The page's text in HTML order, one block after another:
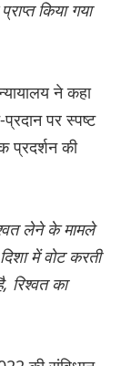
किया गया
ने कहा
पर स्पष्ट
प्रदर्शन की
लेने के मामले
में वोट करती
रिश्वत का